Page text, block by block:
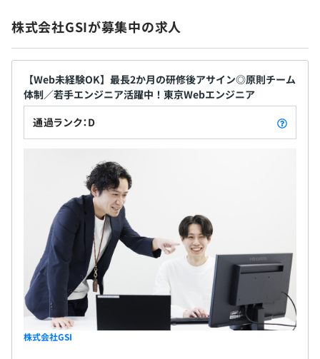
◆原則チームでの作業となります。
頼りになる先輩が近くにいるので、いつでも質問できる安
心の環境です。
技術者としての誇りを胸に仕事を楽しんでいる仲間が集ま
っており、よい影響を受けて生き生きと働くことができま
す。
株式会社GSIが募集中の求人
【Web未経験OK】最長2か月の研修後アサイン◎原則チーム
体制／若手エンジニア活躍中！東京Webエンジニア
通過ランク：D
株式会社GSI